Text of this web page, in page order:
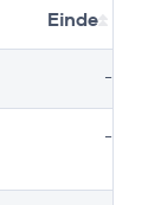
Einde
-
-